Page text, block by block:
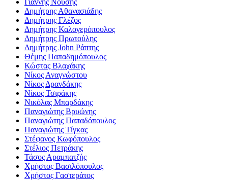
Δημήτρης Αθανασιάδης
Δημήτρης Γλέζος
Δημήτρης Καλογερόπουλος
Δημήτρης Πρωτούλης
Δημήτρης John Ράπτης
Θέμης Παπαδημόπουλος
Κώστας Βλαχάκης
Νίκος Αναγνώστου
Νίκος Δρανδάκης
Νίκος Τσιράκης
Νικόλας Μπαρδάκης
Παναγιώτης Βρυώνης
Παναγιώτης Παπαδόπουλος
Παναγιώτης Τίγκας
Στέφανος Κωφόπουλος
Στέλιος Πετράκης
Τάσος Αραμπατζής
Χρήστος Βασιλόπουλος
Χρήστος Γαστεράτος